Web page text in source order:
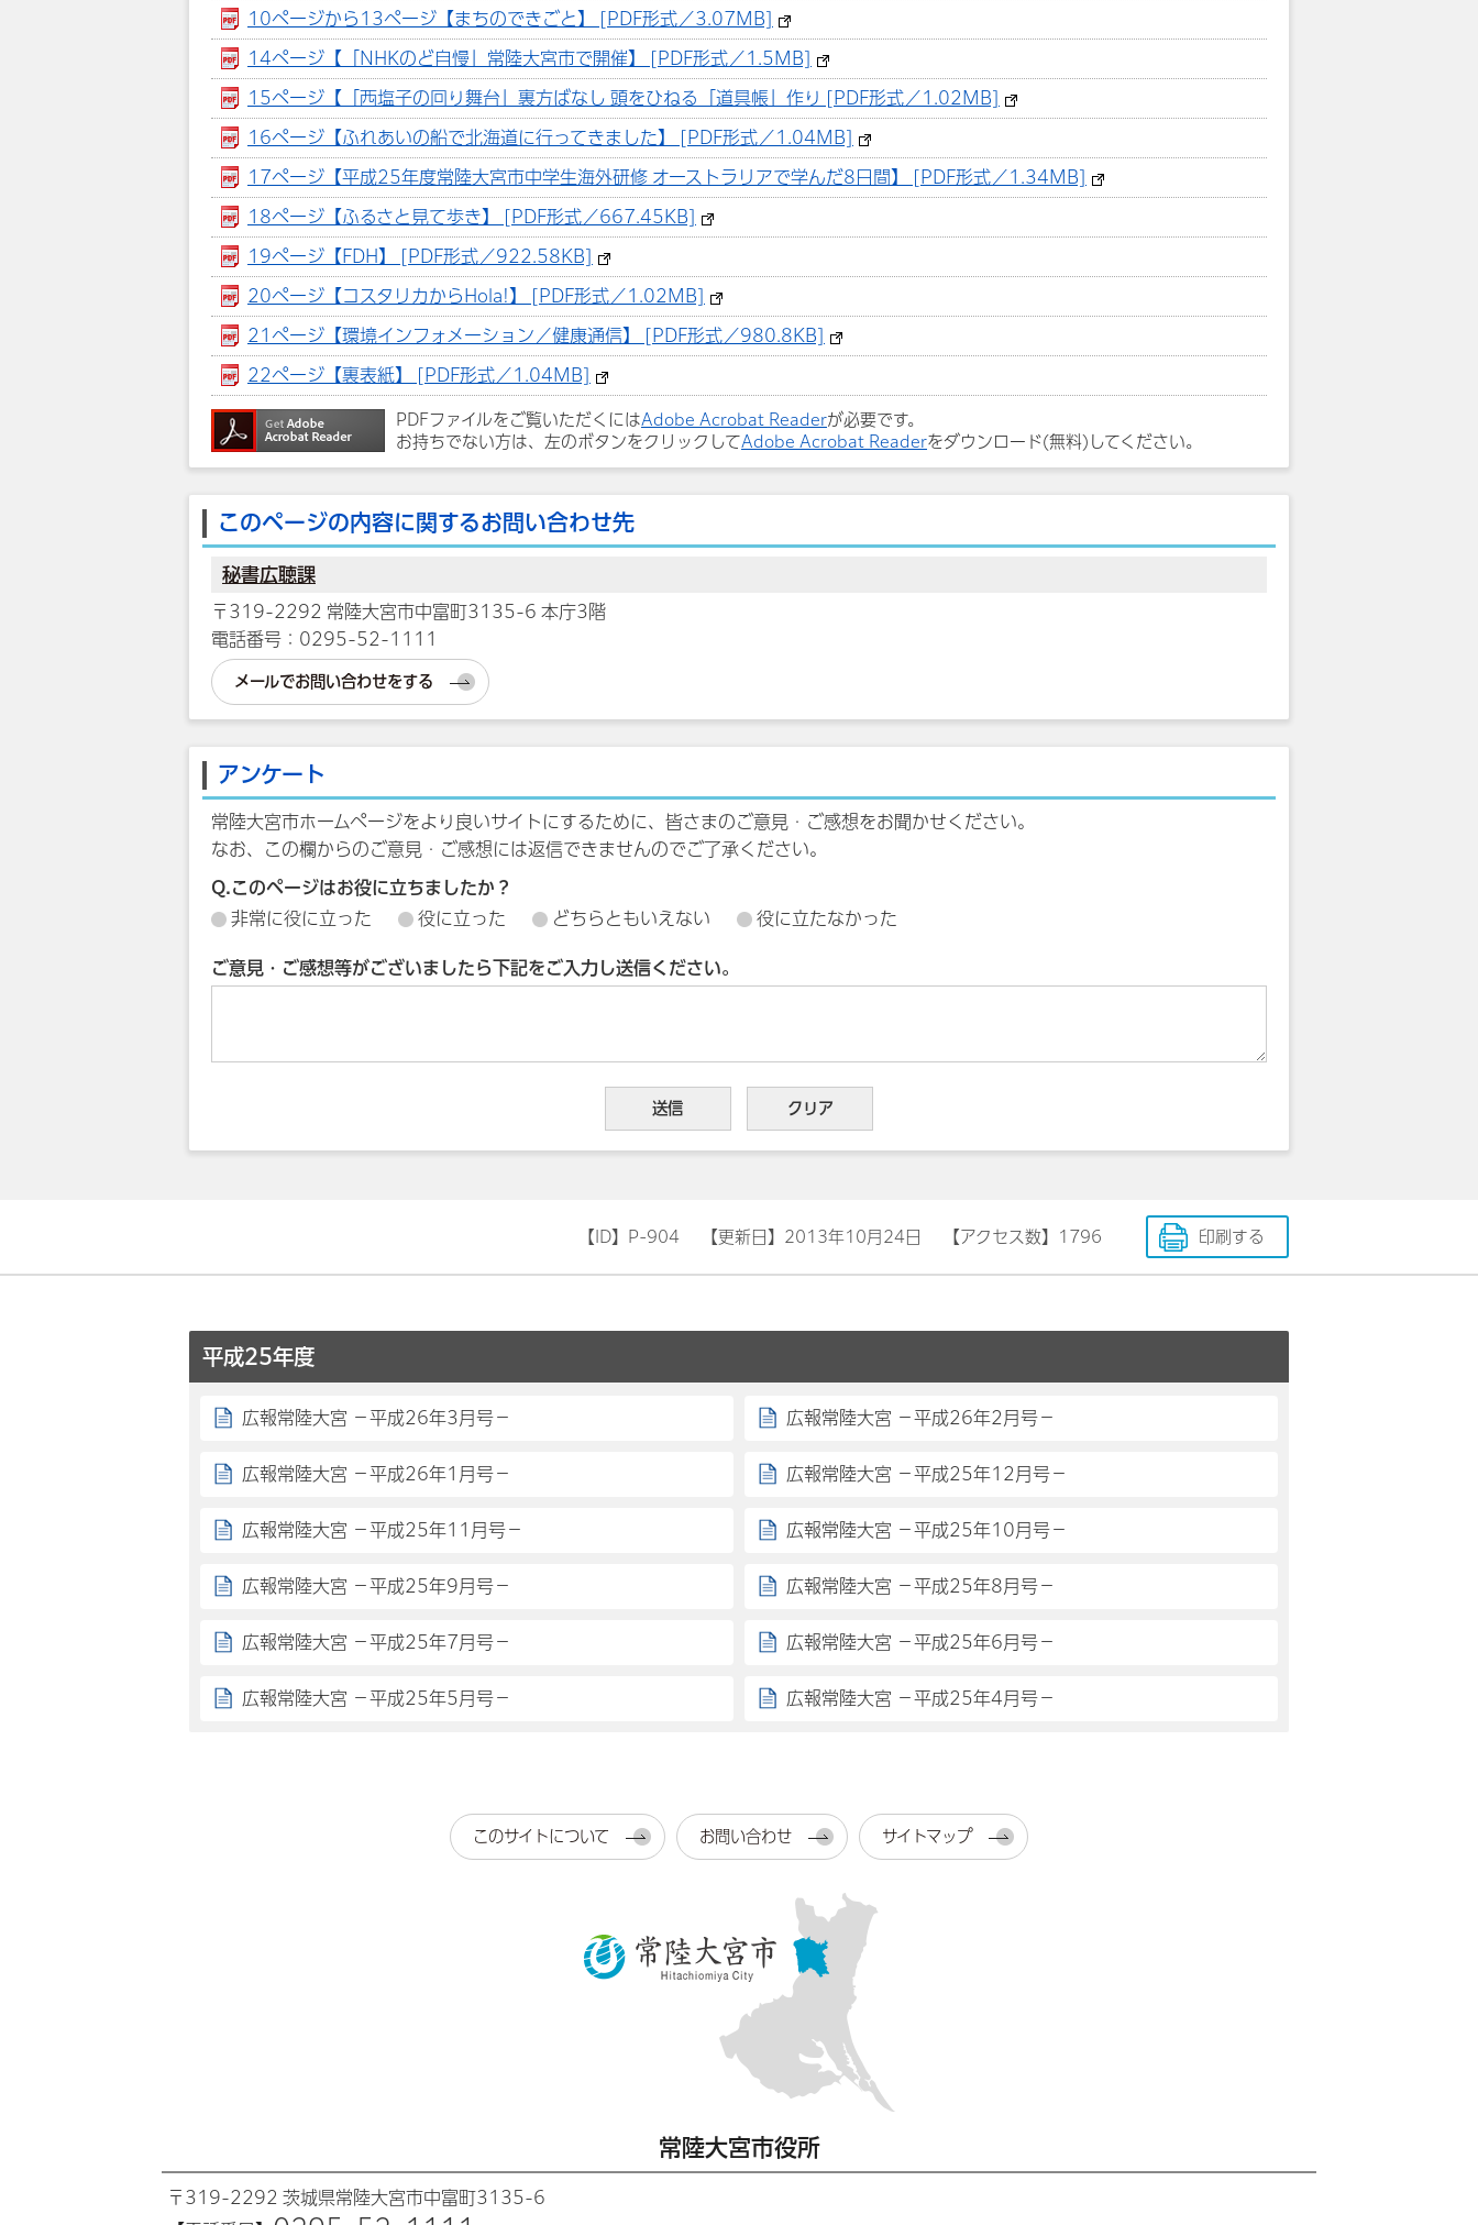
10ページから13ページ【まちのできごと】 [PDF形式／3.07MB]
14ページ【「NHKのど自慢」常陸大宮市で開催】 [PDF形式／1.5MB]
15ページ【「西塩子の回り舞台」裏方ばなし 頭をひねる「道具帳」作り [PDF形式／1.02MB]
16ページ【ふれあいの船で北海道に行ってきました】 [PDF形式／1.04MB]
17ページ【平成25年度常陸大宮市中学生海外研修 オーストラリアで学んだ8日間】 [PDF形式／1.34MB]
18ページ【ふるさと見て歩き】 [PDF形式／667.45KB]
19ページ【FDH】 [PDF形式／922.58KB]
20ページ【コスタリカからHola!】 [PDF形式／1.02MB]
21ページ【環境インフォメーション／健康通信】 [PDF形式／980.8KB]
22ページ【裏表紙】 [PDF形式／1.04MB]
PDFファイルをご覧いただくにはAdobe Acrobat Readerが必要です。
お持ちでない方は、左のボタンをクリックしてAdobe Acrobat Readerをダウンロード(無料)してください。
このページの内容に関するお問い合わせ先
秘書広聴課
〒319-2292 常陸大宮市中富町3135-6 本庁3階
電話番号：0295-52-1111
メールでお問い合わせをする
アンケート
常陸大宮市ホームページをより良いサイトにするために、皆さまのご意見・ご感想をお聞かせください。
なお、この欄からのご意見・ご感想には返信できませんのでご了承ください。
Q.このページはお役に立ちましたか？
非常に役に立った
役に立った どちらともいえない 役に立たなかった
ご意見・ご感想等がございましたら下記をご入力し送信ください。
【ID】 P-904 【更新日】 2013年10月24日 【アクセス数】 1796 印刷する
平成25年度
広報常陸大宮 －平成26年3月号－ 広報常陸大宮 －平成26年2月号－
広報常陸大宮 －平成26年1月号－ 広報常陸大宮 －平成25年12月号－
広報常陸大宮 －平成25年11月号－ 広報常陸大宮 －平成25年10月号－
広報常陸大宮 －平成25年9月号－ 広報常陸大宮 －平成25年8月号－
広報常陸大宮 －平成25年7月号－ 広報常陸大宮 －平成25年6月号－
広報常陸大宮 －平成25年5月号－ 広報常陸大宮 －平成25年4月号－
このサイトについて お問い合わせ サイトマップ
常陸大宮市役所
〒319-2292 茨城県常陸大宮市中富町3135-6